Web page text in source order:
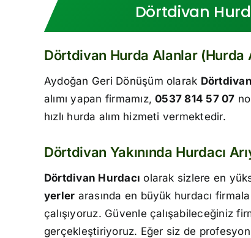
Dörtdivan
Dörtdivan Hurda Alanlar (Hurda
Aydoğan Geri Dönüşüm olarak
alımı yapan firmamız,0537 814 57 07
hızlı hurda alım hizmeti vermektedir.
Dörtdivan Yakınında Hurdacı
Dörtdivan Hurdacı olarak sizlere en
yerler arasında en büyük hurdacı
çalışıyoruz. Güvenle çalışabileceğiniz
gerçekleştiriyoruz. Eğer siz de